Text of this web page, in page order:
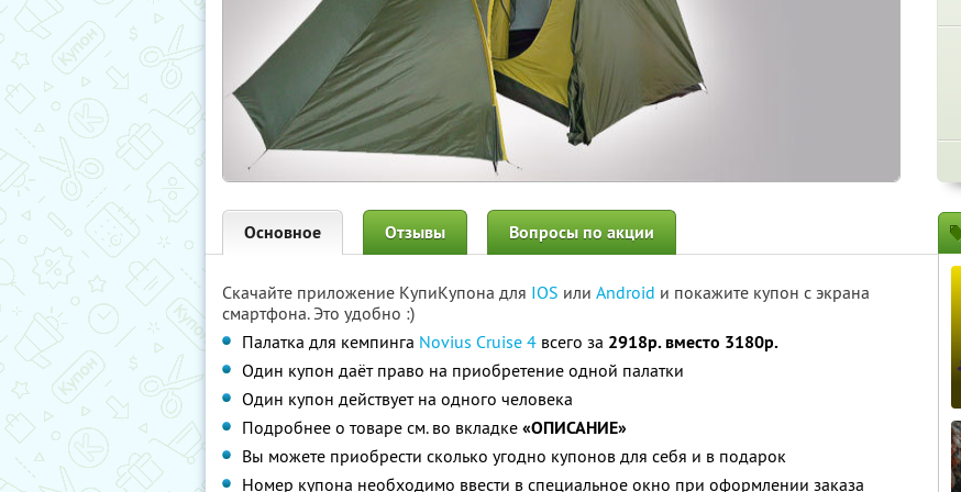
Основное Отзывы Вопросы по акции
Скачайте приложение КупиКупона для IOS или Android и покажите купон с экрана
смартфона. Это удобно :)
Палатка для кемпинга Novius Cruise 4 всего за 2918р. вместо 3180р.
Один купон даёт право на приобретение одной палатки
Один купон действует на одного человека
Подробнее о товаре см. во вкладке «ОПИСАНИЕ»
Вы можете приобрести сколько угодно купонов для себя и в подарок
Номер купона необходимо ввести в специальное окно при оформлении заказа